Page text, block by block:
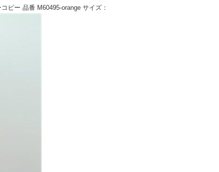
ピー 品番 M60495-orange サイズ：